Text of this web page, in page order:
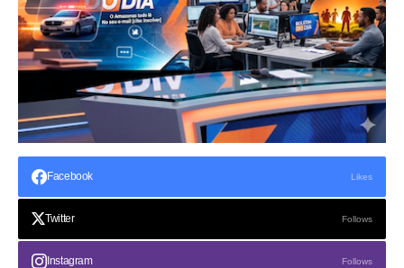
Facebook Likes
Twitter Follows
Instagram Follows